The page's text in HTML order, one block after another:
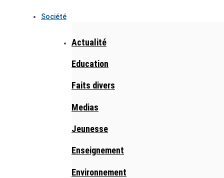
Société
Actualité
Education
Faits divers
Medias
Jeunesse
Enseignement
Environnement